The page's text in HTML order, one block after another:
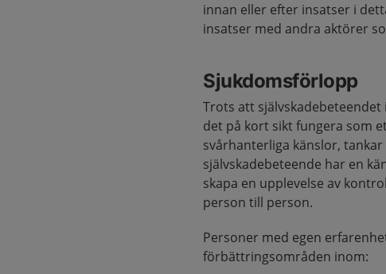
innan eller efter insatser i
insatser med andra aktörer
Sjukdomsförlopp
Trots att
det på kort sikt fungera som
svårhanterliga känslor,
självskadebeteende har en
skapa en upplevelse av
person till person.
Personer med egen
förbättringsområden inom: